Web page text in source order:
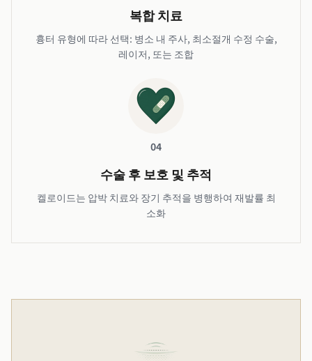
복합 치료
흉터 유형에 따라 선택: 병소 내 주사, 최소절개 수정 수술,
레이저, 또는 조합
04
수술 후 보호 및 추적
켈로이드는 압박 치료와 장기 추적을 병행하여 재발률 최
소화